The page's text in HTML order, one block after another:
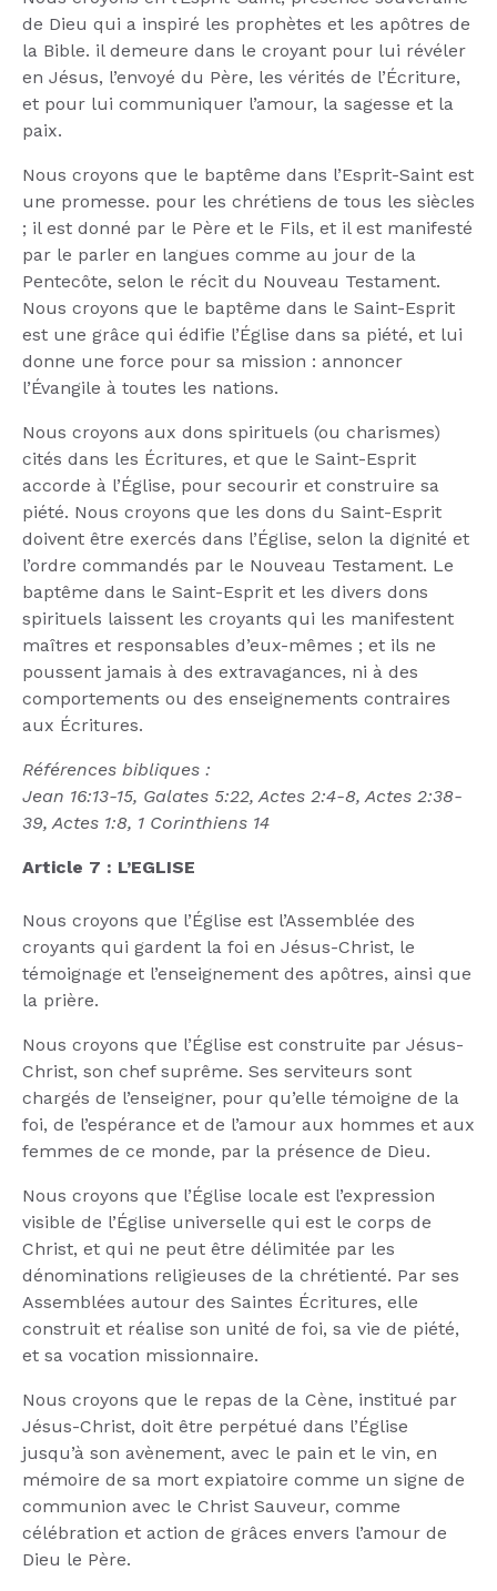
de Dieu qui a inspiré les prophètes et les apôtres de
la Bible. il demeure dans le croyant pour lui révéler
en Jésus, l’envoyé du Père, les vérités de l’Écriture,
et pour lui communiquer l’amour, la sagesse et la
paix.
Nous croyons que le baptême dans l’Esprit-Saint est
une promesse. pour les chrétiens de tous les siècles
; il est donné par le Père et le Fils, et il est manifesté
par le parler en langues comme au jour de la
Pentecôte, selon le récit du Nouveau Testament.
Nous croyons que le baptême dans le Saint-Esprit
est une grâce qui édifie l’Église dans sa piété, et lui
donne une force pour sa mission : annoncer
l’Évangile à toutes les nations.
Nous croyons aux dons spirituels (ou charismes)
cités dans les Écritures, et que le Saint-Esprit
accorde à l’Église, pour secourir et construire sa
piété. Nous croyons que les dons du Saint-Esprit
doivent être exercés dans l’Église, selon la dignité et
l’ordre commandés par le Nouveau Testament. Le
baptême dans le Saint-Esprit et les divers dons
spirituels laissent les croyants qui les manifestent
maîtres et responsables d’eux-mêmes ; et ils ne
poussent jamais à des extravagances, ni à des
comportements ou des enseignements contraires
aux Écritures.
Références bibliques :
Jean 16:13-15, Galates 5:22, Actes 2:4-8, Actes 2:38-
39, Actes 1:8, 1 Corinthiens 14
Article 7 : L’EGLISE
Nous croyons que l’Église est l’Assemblée des
croyants qui gardent la foi en Jésus-Christ, le
témoignage et l’enseignement des apôtres, ainsi que
la prière.
Nous croyons que l’Église est construite par Jésus-
Christ, son chef suprême. Ses serviteurs sont
chargés de l’enseigner, pour qu’elle témoigne de la
foi, de l’espérance et de l’amour aux hommes et aux
femmes de ce monde, par la présence de Dieu.
Nous croyons que l’Église locale est l’expression
visible de l’Église universelle qui est le corps de
Christ, et qui ne peut être délimitée par les
dénominations religieuses de la chrétienté. Par ses
Assemblées autour des Saintes Écritures, elle
construit et réalise son unité de foi, sa vie de piété,
et sa vocation missionnaire.
Nous croyons que le repas de la Cène, institué par
Jésus-Christ, doit être perpétué dans l’Église
jusqu’à son avènement, avec le pain et le vin, en
mémoire de sa mort expiatoire comme un signe de
communion avec le Christ Sauveur, comme
célébration et action de grâces envers l’amour de
Dieu le Père.